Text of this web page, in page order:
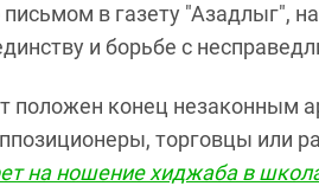
письмом в газету "Азадлыг",
и борьбе с
положен конец незаконным
торговцы или
на ношение хиджаба в